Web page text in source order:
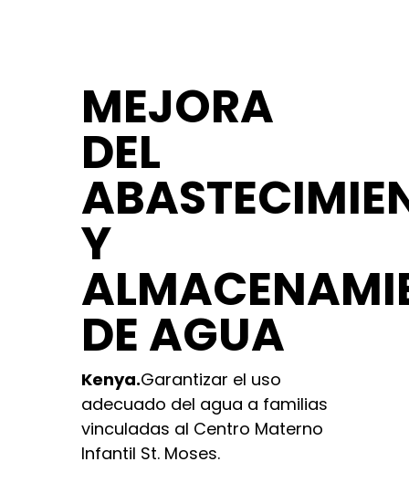
MEJORA
DEL
Y
DE AGUA
Kenya.Garantizar el uso
adecuado del agua a familias
vinculadas al Centro Materno
Infantil St. Moses.